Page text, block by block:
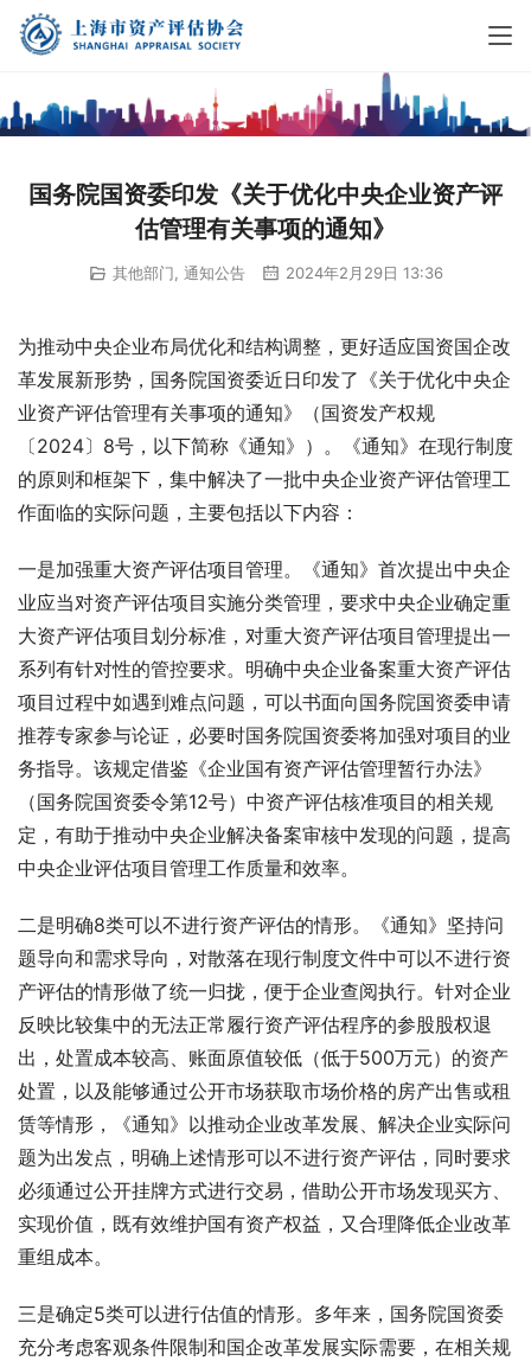
国务院国资委印发《关于优化中央企业资产评
估管理有关事项的通知》
其他部门 通知公告 2024年2月29日 13:36
为推动中央企业布局优化和结构调整，更好适应国资国企改
革发展新形势，国务院国资委近日印发了《关于优化中央企
业资产评估管理有关事项的通知》（国资发产权规
〔2024〕8号，以下简称《通知》）。《通知》在现行制度
的原则和框架下，集中解决了一批中央企业资产评估管理工
作面临的实际问题，主要包括以下内容：
一是加强重大资产评估项目管理。《通知》首次提出中央企
业应当对资产评估项目实施分类管理，要求中央企业确定重
大资产评估项目划分标准，对重大资产评估项目管理提出一
系列有针对性的管控要求。明确中央企业备案重大资产评估
项目过程中如遇到难点问题，可以书面向国务院国资委申请
推荐专家参与论证，必要时国务院国资委将加强对项目的业
务指导。该规定借鉴《企业国有资产评估管理暂行办法》
（国务院国资委令第12号）中资产评估核准项目的相关规
定，有助于推动中央企业解决备案审核中发现的问题，提高
中央企业评估项目管理工作质量和效率。
二是明确8类可以不进行资产评估的情形。《通知》坚持问
题导向和需求导向，对散落在现行制度文件中可以不进行资
产评估的情形做了统一归拢，便于企业查阅执行。针对企业
反映比较集中的无法正常履行资产评估程序的参股股权退
出，处置成本较高、账面原值较低（低于500万元）的资产
处置，以及能够通过公开市场获取市场价格的房产出售或租
赁等情形，《通知》以推动企业改革发展、解决企业实际问
题为出发点，明确上述情形可以不进行资产评估，同时要求
必须通过公开挂牌方式进行交易，借助公开市场发现买方、
实现价值，既有效维护国有资产权益，又合理降低企业改革
重组成本。
三是确定5类可以进行估值的情形。多年来，国务院国资委
充分考虑客观条件限制和国企改革发展实际需要，在相关规